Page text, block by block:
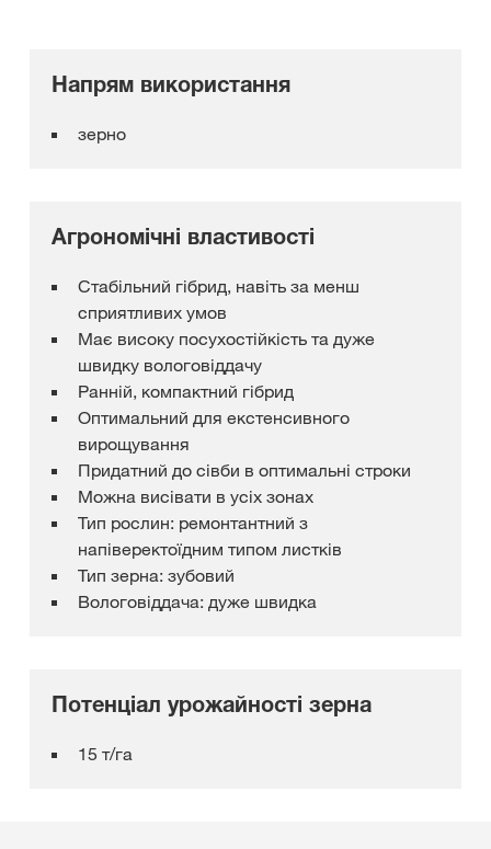
Напрям використання
зерно
Агрономічні властивості
Стабільний гібрид, навіть за менш
сприятливих умов
Має високу посухостійкість та дуже
швидку вологовіддачу
Ранній, компактний гібрид
Оптимальний для екстенсивного
вирощування
Придатний до сівби в оптимальні строки
Можна висівати в усіх зонах
Тип рослин: ремонтантний з
напіверектоїдним типом листків
Тип зерна: зубовий
Вологовіддача: дуже швидка
Потенціал урожайності зерна
15 т/га